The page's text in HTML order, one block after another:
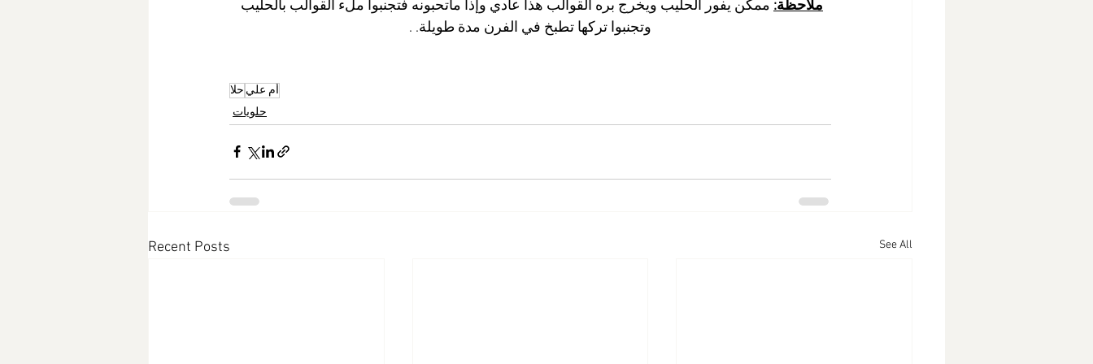
ملاحظة: ممكن يفور الحليب ويخرج بره القوالب هذا عادي وإذا ماتحبونه فتجنبوا ملء القوالب بالحليب
وتجنبوا تركها تطبخ في الفرن مدة طويلة. .
حلا أم علي
حلويات
Recent Posts See All